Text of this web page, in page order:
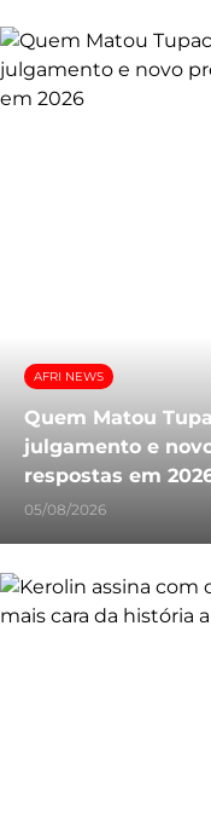
AFRI NEWS
Quem Matou
julgamento e
respostas em
05/08/2026